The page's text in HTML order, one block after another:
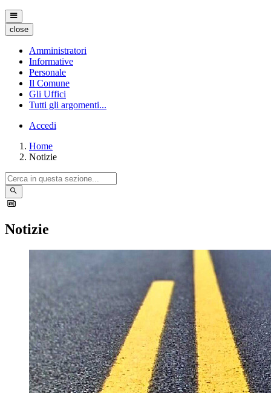
close
Amministratori
Informative
Personale
Il Comune
Gli Uffici
Tutti gli argomenti...
Accedi
Home
Notizie
Notizie